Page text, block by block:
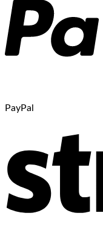
PayPal